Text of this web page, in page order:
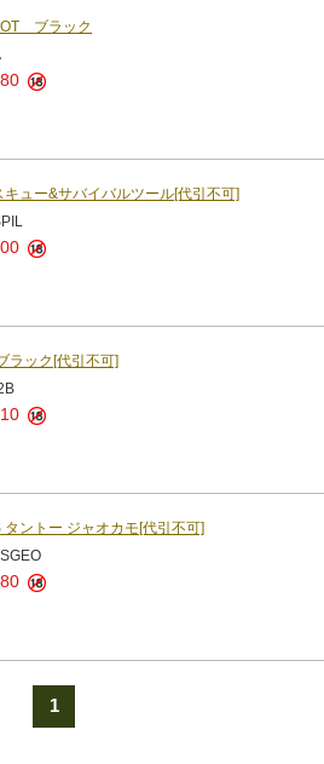
ブラック
キュー&サバイバルツール[代引不可]
ラック[代引不可]
タントー ジャオカモ[代引不可]
1